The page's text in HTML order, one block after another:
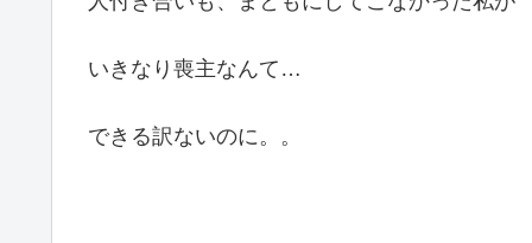
いきなり喪主なんて…
できる訳ないのに。。